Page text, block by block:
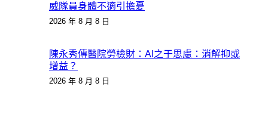
威隊員身體不適引擔憂
2026 年 8 月 8 日
陳永秀傳醫院勞檢財：AI之于思慮：消解抑或
增益？
2026 年 8 月 8 日